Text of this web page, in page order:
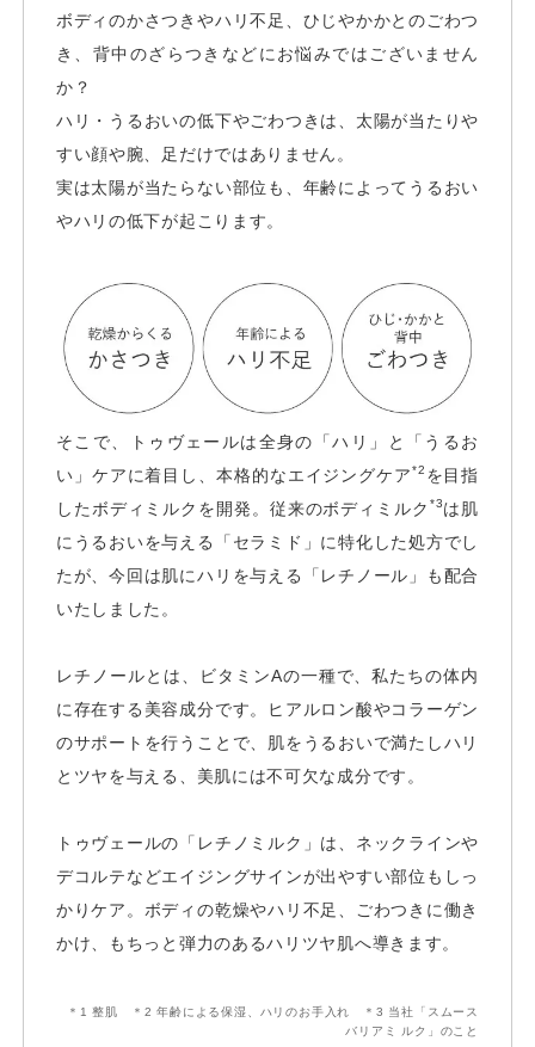
ボディのかさつきやハリ不足、ひじやかかとのごわつ
き、背中のざらつきなどにお悩みではございません
か？
ハリ・うるおいの低下やごわつきは、太陽が当たりや
すい顔や腕、足だけではありません。
実は太陽が当たらない部位も、年齢によってうるおい
やハリの低下が起こります。
そこで、トゥヴェールは全身の「ハリ」と「うるお
い」ケアに着目し、本格的なエイジングケア*2 を目指
したボディミルクを開発。従来のボディミルク *3は肌
にうるおいを与える「セラミド」に特化した処方でし
たが、今回は肌にハリを与える「レチノール」も配合
いたしました。
レチノールとは、ビタミンAの一種で、私たちの体内
に存在する美容成分です。ヒアルロン酸やコラーゲン
のサポートを行うことで、肌をうるおいで満たしハリ
とツヤを与える、美肌には不可欠な成分です。
トゥヴェールの「レチノミルク」は、ネックラインや
デコルテなどエイジングサインが出やすい部位もしっ
かりケア。ボディの乾燥やハリ不足、ごわつきに働き
かけ、もちっと弾力のあるハリツヤ肌へ導きます。
＊1 整肌 ＊2 年齢による保湿、ハリのお手入れ ＊3 当社「スムース
バリアミ ルク」のこと